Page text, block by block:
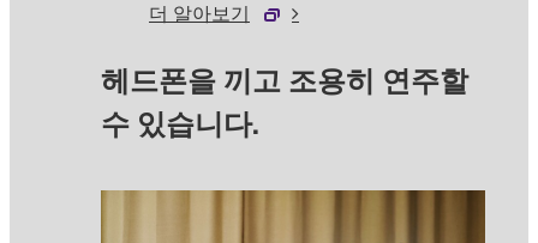
더 알아보기
헤드폰을 끼고 조용히 연주할
수 있습니다.